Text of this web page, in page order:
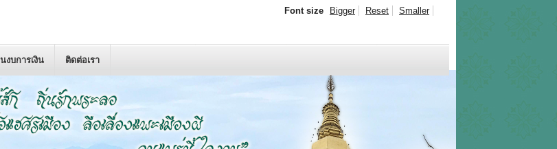
งบการเงิน ติดต่อเรา
Font size Bigger Reset Smaller